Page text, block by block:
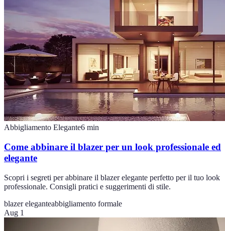
Abbigliamento Elegante6 min
Come abbinare il blazer per un look professionale ed
elegante
Scopri i segreti per abbinare il blazer elegante perfetto per il tuo look
professionale. Consigli pratici e suggerimenti di stile.
blazer eleganteabbigliamento formale
Aug 1